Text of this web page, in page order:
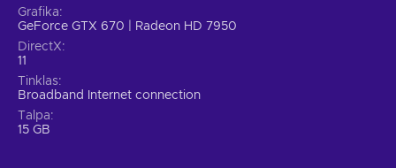
Grafika
GeForce GTX 670 | Radeon HD 7950
DirectX
11
Tinklas
Broadband Internet connection
Talpa
15 GB